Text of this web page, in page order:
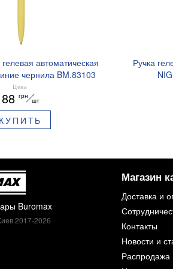
автоматическая
чернила BM.83103
Цена
88 грн
шт
КУПИТЬ
Ручка
Buromax
2017-2026
Магазин
Доставка и
Контакты
Новости и
Распродажа